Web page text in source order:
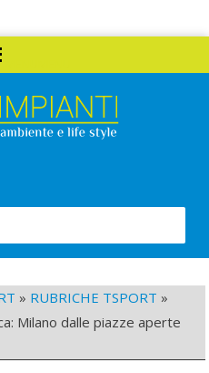
» RUBRICHE TSPORT »
Milano dalle piazze aperte